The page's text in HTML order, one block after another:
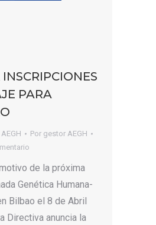
PARA
Por gestor AEGH
de la próxima
Genética Humana-
Bilbao el 8 de Abril
Directiva anuncia la